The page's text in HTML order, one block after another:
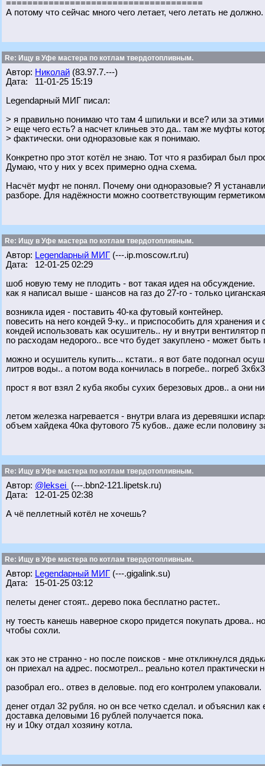
=====================================
А потому что сейчас много чего летает, чего летать не
Re: Ищу в Уфе мастера по котлам твердотопливным.
Автор: Николай (83.97.7.---)
Дата: 11-01-25 15:19
Legendарный МИГ писал:
> я правильно понимаю что там 4 шпильки и все? или за
> еще чего есть? а насчет клиньев это да.. там же муфты
> фактически. они одноразовые как я понимаю.
Конкретно про этот котёл не знаю. Тот что я разбирал был
Думаю, что у них у всех примерно одна схема.
Насчёт муфт не понял. Почему они одноразовые? Я
разборе. Для надёжности можно соответствующим
Re: Ищу в Уфе мастера по котлам твердотопливным.
Автор: Legendарный МИГ (---.ip.moscow.rt.ru)
Дата: 12-01-25 02:29
шоб новую тему не плодить - вот такая идея на обсуждение.
как я написал выше - шансов на газ до 27-го - только
возникла идея - поставить 40-ка футовый контейнер.
повесить на него кондей 9-ку.. и приспособить для хранения и
кондей использовать как осушитель.. ну и внутри вентилятор
по расходам недорого.. все что будет закуплено - может быть
можно и осушитель купить... кстати.. я вот бате подогнал
литров воды.. а потом вода кончилась в погребе.. погреб
прост я вот взял 2 куба якобы сухих березовых дров.. а они
летом железка нагревается - внутри влага из деревяшки
объем хайдека 40ка футового 75 кубов.. даже если половину
Re: Ищу в Уфе мастера по котлам твердотопливным.
Автор: @leksei (---.bbn2-121.lipetsk.ru)
Дата: 12-01-25 02:38
А чё пеллетный котёл не хочешь?
Re: Ищу в Уфе мастера по котлам твердотопливным.
Автор: Legendарный МИГ (---.gigalink.su)
Дата: 15-01-25 03:12
пелеты денег стоят.. дерево пока бесплатно растет..
ну тоесть канешь наверное скоро придется покупать дрова..
чтобы сохли.
как это не странно - но после поисков - мне откликнулся
он приехал на адрес. посмотрел.. реально котел практически
разобрал его.. отвез в деловые. под его контролем упаковали.
денег отдал 32 рубля. но он все четко сделал. и объяснил как
доставка деловыми 16 рублей получается пока.
ну и 10ку отдал хозяину котла.